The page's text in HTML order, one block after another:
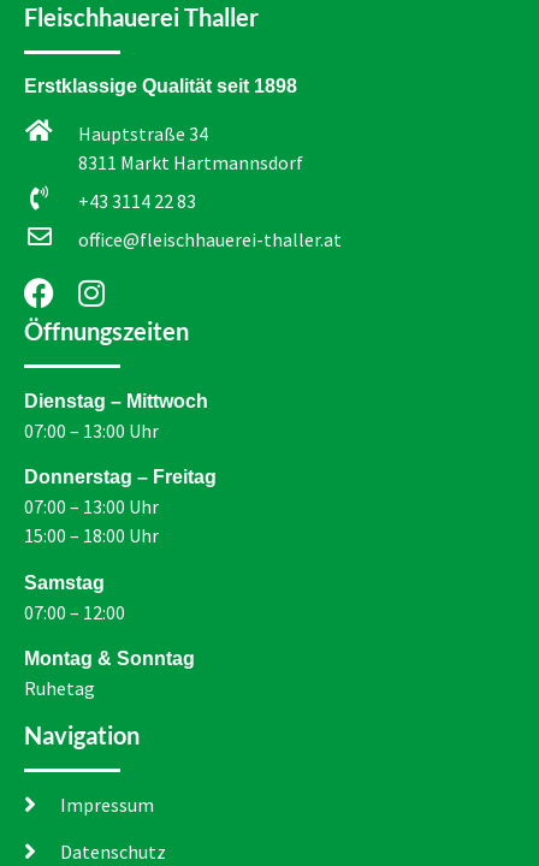
Fleischhauerei Thaller
Erstklassige Qualität seit 1898
Hauptstraße 34
8311 Markt Hartmannsdorf
+43 3114 22 83
office@fleischhauerei-thaller.at
Öffnungszeiten
Dienstag – Mittwoch
07:00 – 13:00 Uhr
Donnerstag – Freitag
07:00 – 13:00 Uhr
15:00 – 18:00 Uhr
Samstag
07:00 – 12:00
Montag & Sonntag
Ruhetag
Navigation
Impressum
Datenschutz